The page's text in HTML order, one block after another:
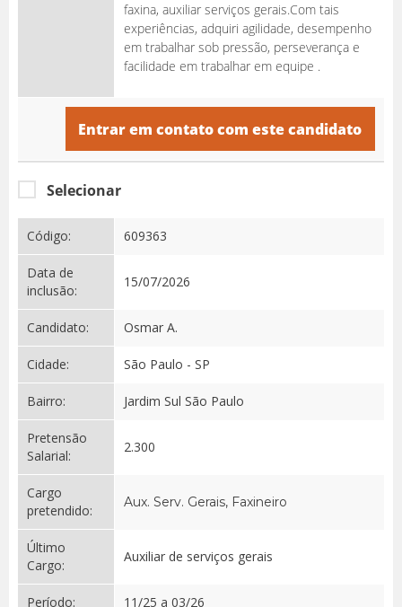
faxina, auxiliar serviços gerais.Com tais
experiências, adquiri agilidade, desempenho
em trabalhar sob pressão, perseverança e
facilidade em trabalhar em equipe .
Entrar em contato com este candidato
Selecionar
Código: 609363
Data de
inclusão:
15/07/2026
Candidato: Osmar A.
Cidade: São Paulo - SP
Bairro: Jardim Sul São Paulo
Pretensão
Salarial:
2.300
Cargo
pretendido:
Aux. Serv. Gerais, Faxineiro
Último
Cargo:
Auxiliar de serviços gerais
Período: 11/25 a 03/26